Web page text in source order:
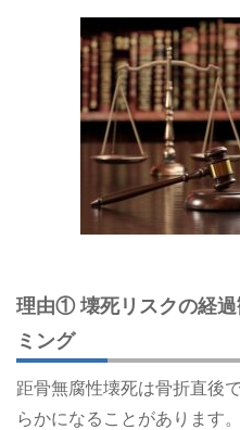
理由① 壊死リスクの経
ミング
距骨無腐性壊死は骨折直後
らかになることがあります